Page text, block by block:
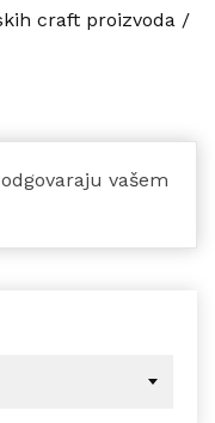
craft proizvoda /
vašem